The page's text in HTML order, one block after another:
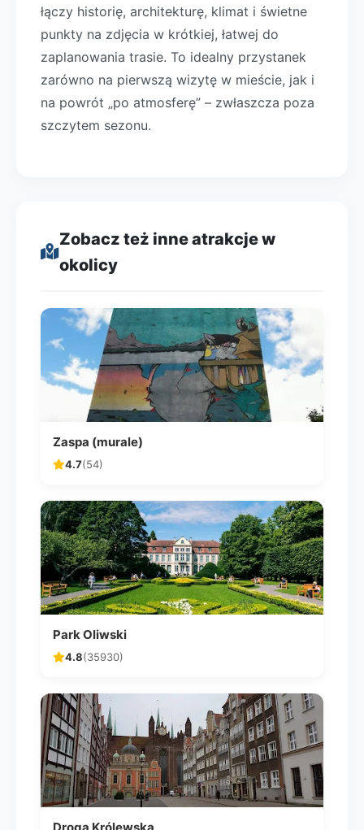
łączy historię, architekturę, klimat i świetne
punkty na zdjęcia w krótkiej, łatwej do
zaplanowania trasie. To idealny przystanek
zarówno na pierwszą wizytę w mieście, jak i
na powrót „po atmosferę” – zwłaszcza poza
szczytem sezonu.
Zobacz też inne atrakcje w
okolicy
Zaspa (murale)
4.7(54)
Park Oliwski
4.8(35930)